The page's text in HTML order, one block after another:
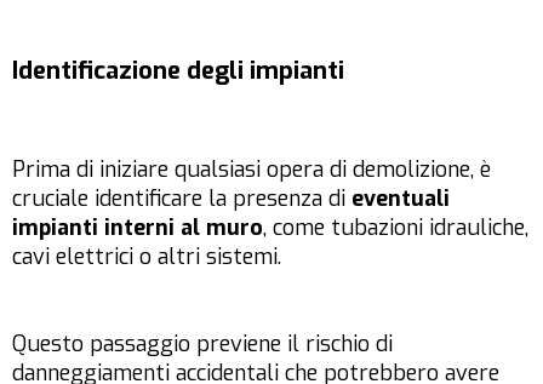
Identificazione degli impianti
Prima di iniziare qualsiasi opera di demolizione, è
cruciale identificare la presenza di eventuali
impianti interni al muro, come tubazioni idrauliche,
cavi elettrici o altri sistemi.
Questo passaggio previene il rischio di
danneggiamenti accidentali che potrebbero avere